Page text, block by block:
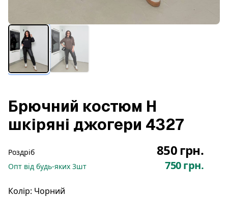
Брючний костюм H
шкіряні джогери 4327
Роздріб 850 грн.
Опт від будь-яких 3шт 750 грн.
Колір: Чорний